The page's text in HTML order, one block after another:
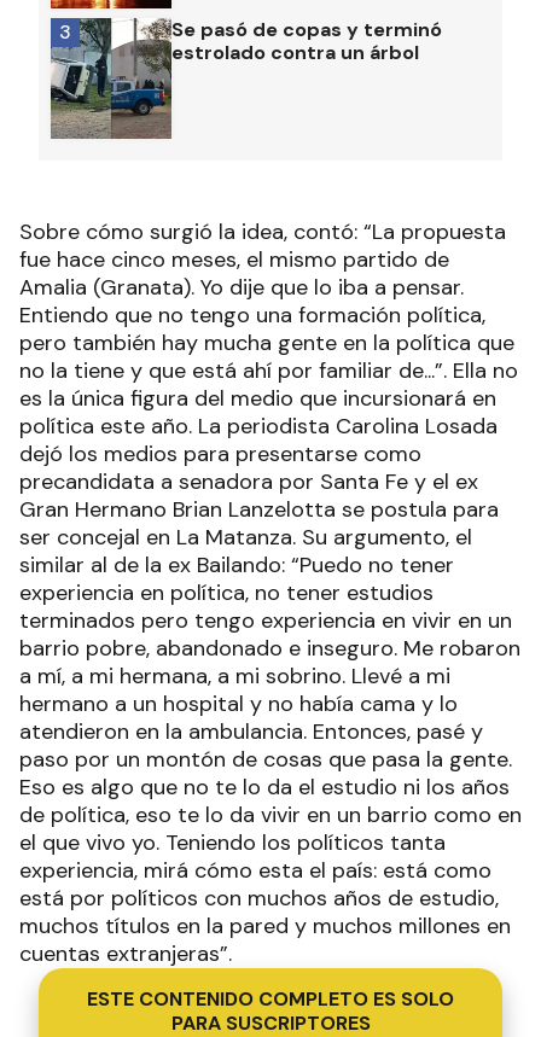
Se pasó de copas y terminó
estrolado contra un árbol
3
Sobre cómo surgió la idea, contó: “La propuesta
fue hace cinco meses, el mismo partido de
Amalia (Granata). Yo dije que lo iba a pensar.
Entiendo que no tengo una formación política,
pero también hay mucha gente en la política que
no la tiene y que está ahí por familiar de...”. Ella no
es la única figura del medio que incursionará en
política este año. La periodista Carolina Losada
dejó los medios para presentarse como
precandidata a senadora por Santa Fe y el ex
Gran Hermano Brian Lanzelotta se postula para
ser concejal en La Matanza. Su argumento, el
similar al de la ex Bailando: “Puedo no tener
experiencia en política, no tener estudios
terminados pero tengo experiencia en vivir en un
barrio pobre, abandonado e inseguro. Me robaron
a mí, a mi hermana, a mi sobrino. Llevé a mi
hermano a un hospital y no había cama y lo
atendieron en la ambulancia. Entonces, pasé y
paso por un montón de cosas que pasa la gente.
Eso es algo que no te lo da el estudio ni los años
de política, eso te lo da vivir en un barrio como en
el que vivo yo. Teniendo los políticos tanta
experiencia, mirá cómo esta el país: está como
está por políticos con muchos años de estudio,
muchos títulos en la pared y muchos millones en
cuentas extranjeras”.
ESTE CONTENIDO COMPLETO ES SOLO
PARA SUSCRIPTORES